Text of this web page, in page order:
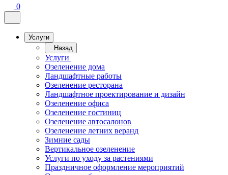
0
Услуги
Назад
Услуги
Озеленение дома
Ландшафтные работы
Озеленение ресторана
Ландшафтное проектирование и дизайн
Озеленение офиса
Озеленение гостиниц
Озеленение автосалонов
Озеленение летних веранд
Зимние сады
Вертикальное озеленение
Услуги по уходу за растениями
Праздничное оформление мероприятий